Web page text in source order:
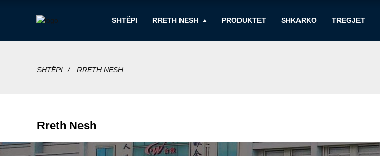
SHTËPI RRETH NESH PRODUKTET SHKARKO TREGJET
SHTËPI RRETH NESH
Rreth Nesh